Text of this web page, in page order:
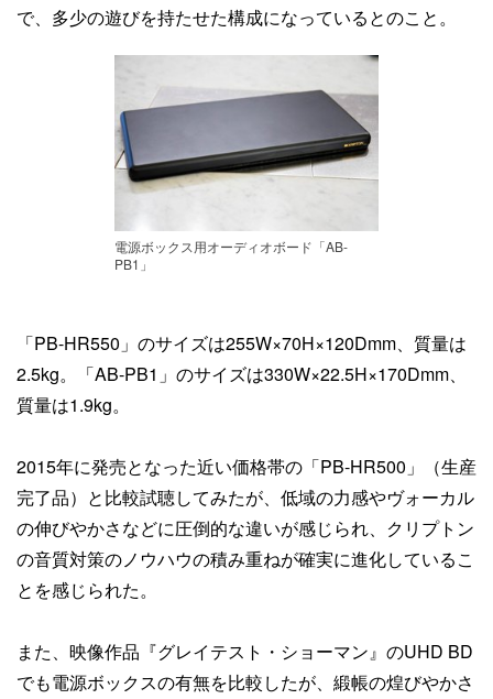
で、多少の遊びを持たせた構成になっているとのこと。
電源ボックス用オーディオボード「AB-
PB1」
「PB-HR550」のサイズは255W×70H×120Dmm、質量は
2.5kg。「AB-PB1」のサイズは330W×22.5H×170Dmm、
質量は1.9kg。
2015年に発売となった近い価格帯の「PB-HR500」（生産
完了品）と比較試聴してみたが、低域の力感やヴォーカル
の伸びやかさなどに圧倒的な違いが感じられ、クリプトン
の音質対策のノウハウの積み重ねが確実に進化しているこ
とを感じられた。
また、映像作品『グレイテスト・ショーマン』のUHD BD
でも電源ボックスの有無を比較したが、緞帳の煌びやかさ